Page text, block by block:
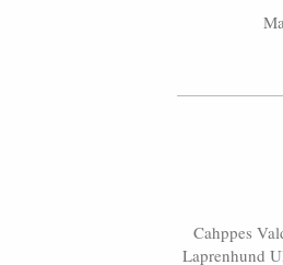
Cahppes
Laprenhund